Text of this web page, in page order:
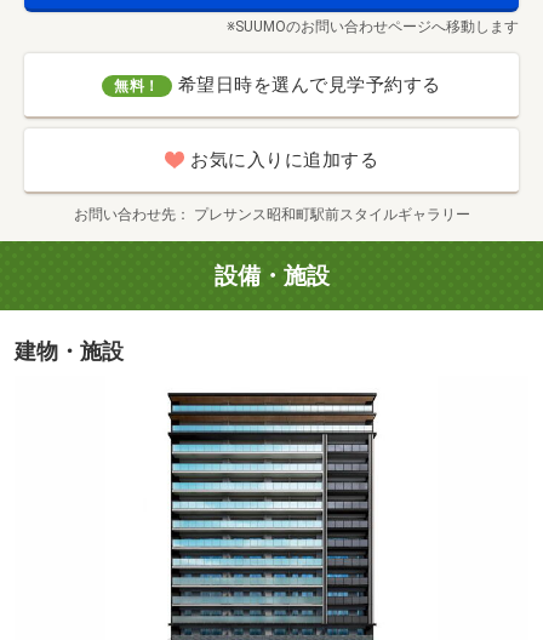
大阪市立文の里中学校(徒歩6分・約470m)
※SUUMOのお問い合わせページへ移動します
無料！ 希望日時を選んで見学予約する
お気に入りに追加する
お問い合わせ先 プレサンス昭和町駅前スタイルギャラリー
設備・施設
建物・施設